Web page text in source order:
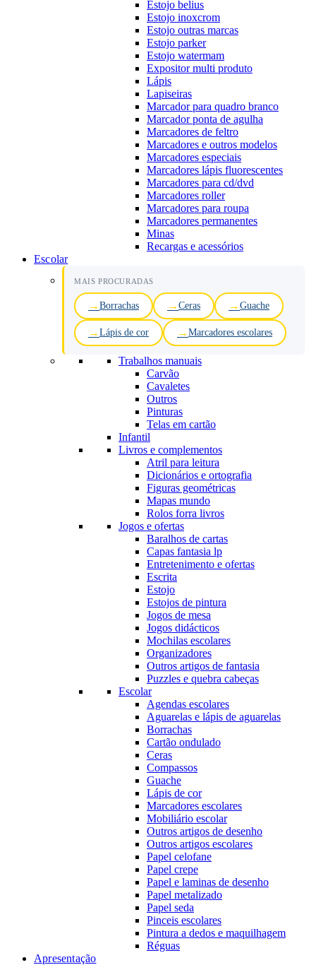
Estojo belius
Estojo inoxcrom
Estojo outras marcas
Estojo parker
Estojo watermam
Expositor multi produto
Lápis
Lapiseiras
Marcador para quadro branco
Marcador ponta de agulha
Marcadores de feltro
Marcadores e outros modelos
Marcadores especiais
Marcadores lápis fluorescentes
Marcadores para cd/dvd
Marcadores roller
Marcadores para roupa
Marcadores permanentes
Minas
Recargas e acessórios
Escolar
MAIS PROCURADAS
Borrachas Ceras Guache
Lápis de cor Marcadores escolares
Trabalhos manuais
Carvão
Cavaletes
Outros
Pinturas
Telas em cartão
Infantil
Livros e complementos
Atril para leitura
Dicionários e ortografia
Figuras geométricas
Mapas mundo
Rolos forra livros
Jogos e ofertas
Baralhos de cartas
Capas fantasia lp
Entretenimento e ofertas
Escrita
Estojo
Estojos de pintura
Jogos de mesa
Jogos didácticos
Mochilas escolares
Organizadores
Outros artigos de fantasia
Puzzles e quebra cabeças
Escolar
Agendas escolares
Aguarelas e lápis de aguarelas
Borrachas
Cartão ondulado
Ceras
Compassos
Guache
Lápis de cor
Marcadores escolares
Mobiliário escolar
Outros artigos de desenho
Outros artigos escolares
Papel celofane
Papel crepe
Papel e laminas de desenho
Papel metalizado
Papel seda
Pinceis escolares
Pintura a dedos e maquilhagem
Réguas
Apresentação